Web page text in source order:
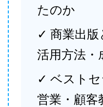
たのか
✓ 商業出版
活用方法・
✓ ベスト
営業・顧客